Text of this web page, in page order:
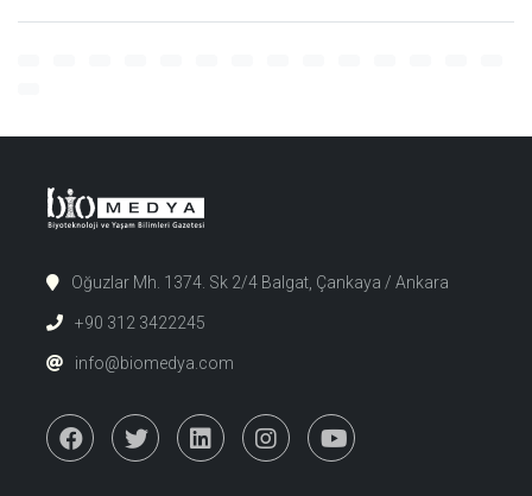
Oğuzlar Mh. 1374. Sk 2/4 Balgat, Çankaya / Ankara
+90 312 3422245
info@biomedya.com